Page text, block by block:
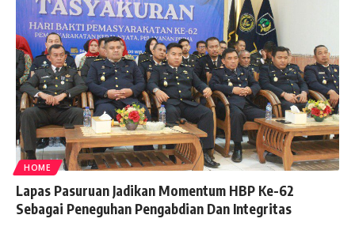
HOME
Lapas Pasuruan Jadikan Momentum HBP Ke-62
Sebagai Peneguhan Pengabdian Dan Integritas